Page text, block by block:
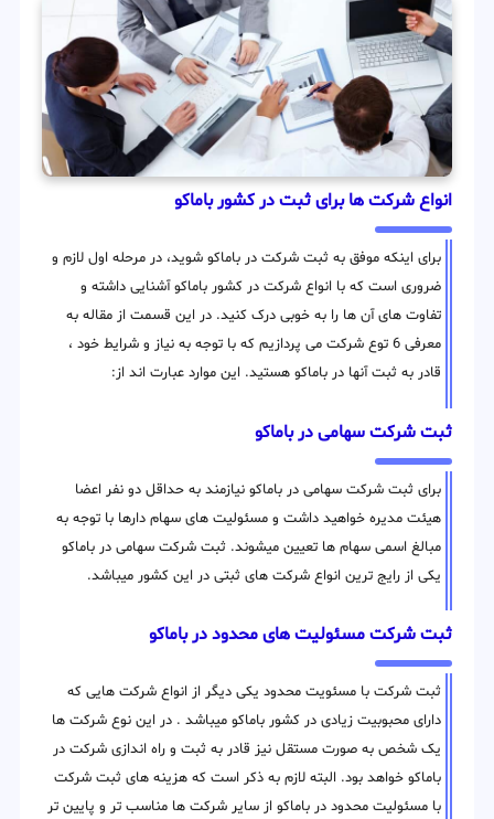
انواع شرکت ها برای ثبت در کشور باماکو
برای اینکه موفق به ثبت شرکت در باماکو شوید، در مرحله اول لازم و
ضروری است که با انواع شرکت در کشور باماکو آشنایی داشته و
تفاوت های آن ها را به خوبی درک کنید. در این قسمت از مقاله به
معرفی 6 توع شرکت می پردازیم که با توجه به نیاز و شرایط خود ،
قادر به ثبت آنها در باماکو هستید. این موارد عبارت اند از:
ثبت شرکت سهامی در باماکو
برای ثبت شرکت سهامی در باماکو نیازمند به حداقل دو نفر اعضا
هیئت مدیره خواهید داشت و مسئولیت های سهام دارها با توجه به
مبالغ اسمی سهام ها تعیین میشوند. ثبت شرکت سهامی در باماکو
یکی از رایج ترین انواع شرکت های ثبتی در این کشور میباشد.
ثبت شرکت مسئولیت های محدود در باماکو
ثبت شرکت با مسئویت محدود یکی دیگر از انواع شرکت هایی که
دارای محبوبیت زیادی در کشور باماکو میباشد . در این نوع شرکت ها
یک شخص به صورت مستقل نیز قادر به ثبت و راه اندازی شرکت در
باماکو خواهد بود. البته لازم به ذکر است که هزینه های ثبت شرکت
با مسئولیت محدود در باماکو از سایر شرکت ها مناسب تر و پایین تر